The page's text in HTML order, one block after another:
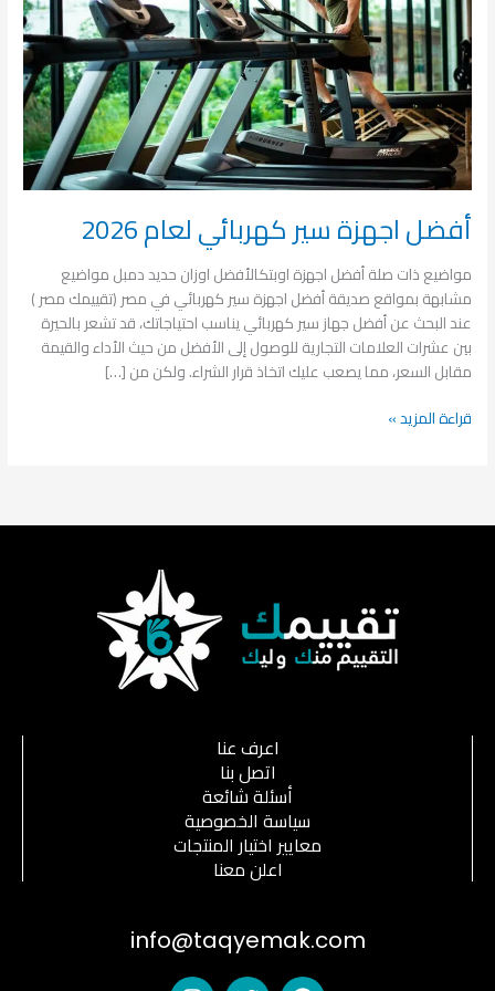
أفضل اجهزة سير كهربائي لعام 2026
مواضيع ذات صلة أفضل اجهزة اوبتكالأفضل اوزان حديد دمبل مواضيع
مشابهة بمواقع صديقة أفضل اجهزة سير كهربائي في مصر (تقييمك مصر )
عند البحث عن أفضل جهاز سير كهربائي يناسب احتياجاتك، قد تشعر بالحيرة
بين عشرات العلامات التجارية للوصول إلى الأفضل من حيث الأداء والقيمة
مقابل السعر، مما يصعب عليك اتخاذ قرار الشراء. ولكن من […]
2026
قراءة المزيد »
اعرف عنا
اتصل بنا
أسئلة شائعة
سياسة الخصوصية
معايير اختيار المنتجات
اعلن معنا
info@taqyemak.com